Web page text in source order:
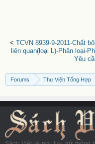
< TCVN 8939-9-2011-Chất
liên quan(loại L)-Phân loại-
Yêu
Forums Thư Viện Tổng Hợp